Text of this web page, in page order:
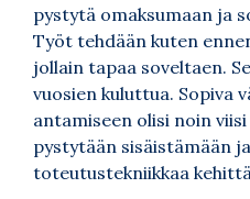
pystytä omaksumaan ja
Työt tehdään kuten
jollain tapaa soveltaen.
vuosien kuluttua. Sopiva
antamiseen olisi noin
pystytään sisäistämään
toteutustekniikkaa